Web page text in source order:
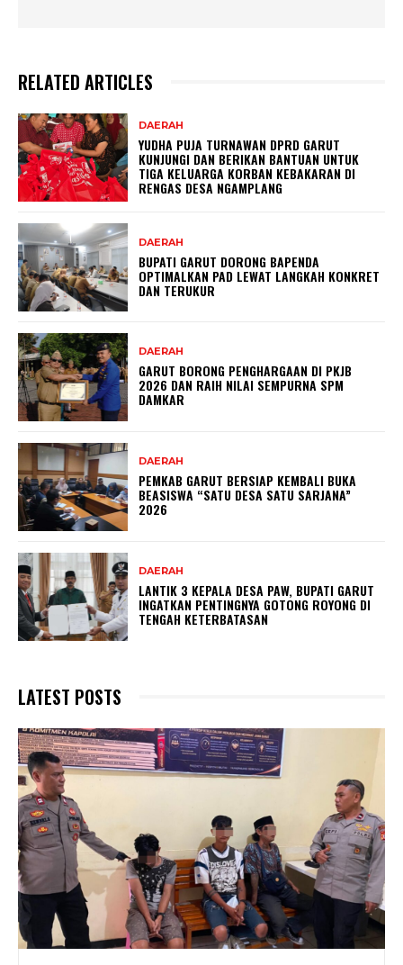
RELATED ARTICLES
DAERAH
YUDHA PUJA TURNAWAN DPRD GARUT
KUNJUNGI DAN BERIKAN BANTUAN UNTUK
TIGA KELUARGA KORBAN KEBAKARAN DI
RENGAS DESA NGAMPLANG
DAERAH
BUPATI GARUT DORONG BAPENDA
OPTIMALKAN PAD LEWAT LANGKAH KONKRET
DAN TERUKUR
DAERAH
GARUT BORONG PENGHARGAAN DI PKJB
2026 DAN RAIH NILAI SEMPURNA SPM
DAMKAR
DAERAH
PEMKAB GARUT BERSIAP KEMBALI BUKA
BEASISWA “SATU DESA SATU SARJANA”
2026
DAERAH
LANTIK 3 KEPALA DESA PAW, BUPATI GARUT
INGATKAN PENTINGNYA GOTONG ROYONG DI
TENGAH KETERBATASAN
LATEST POSTS